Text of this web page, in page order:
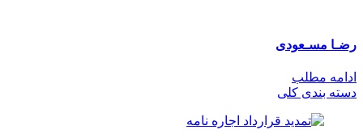
رضـا مسـعودی
ادامه مطلب
دسته بندی کلی